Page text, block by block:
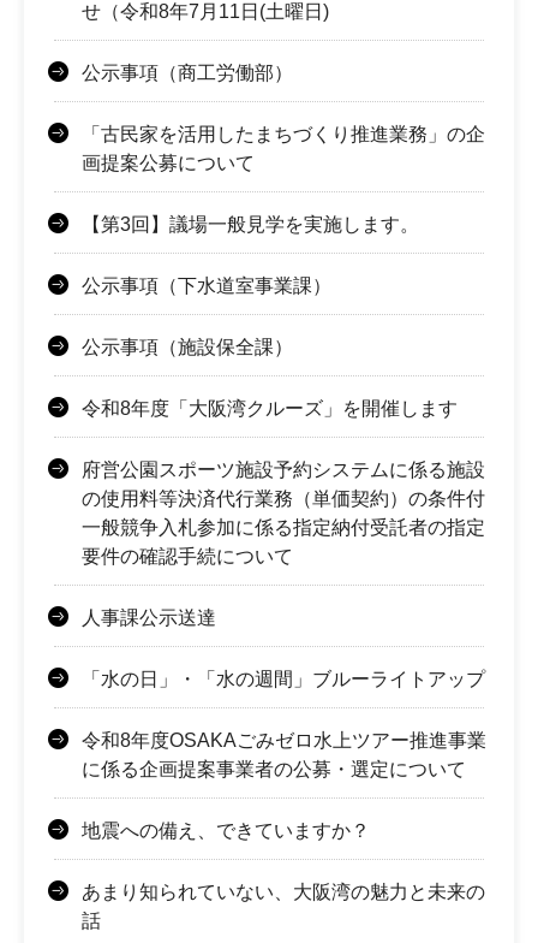
せ（令和8年7月11日(土曜日)
公示事項（商工労働部）
「古民家を活用したまちづくり推進業務」の企
画提案公募について
【第3回】議場一般見学を実施します。
公示事項（下水道室事業課）
公示事項（施設保全課）
令和8年度「大阪湾クルーズ」を開催します
府営公園スポーツ施設予約システムに係る施設
の使用料等決済代行業務（単価契約）の条件付
一般競争入札参加に係る指定納付受託者の指定
要件の確認手続について
人事課公示送達
「水の日」・「水の週間」ブルーライトアップ
令和8年度OSAKAごみゼロ水上ツアー推進事業
に係る企画提案事業者の公募・選定について
地震への備え、できていますか？
あまり知られていない、大阪湾の魅力と未来の
話